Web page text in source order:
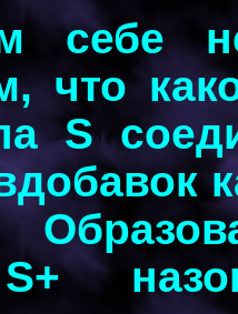
себе
что
S